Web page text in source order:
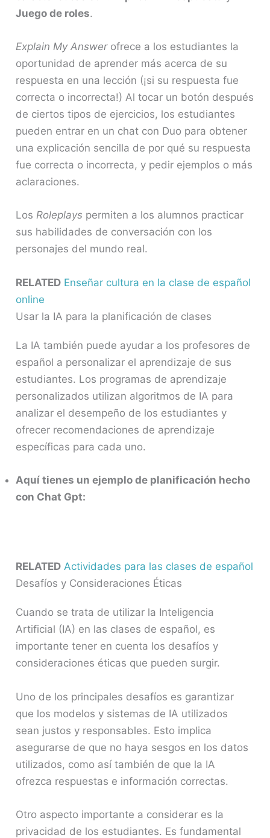
Juego de roles.
Explain My Answerofrece a los estudiantes la
oportunidad de aprender más acerca de su
respuesta en una lección (¡si su respuesta fue
correcta o incorrecta!) Al tocar un botón después
de ciertos tipos de ejercicios, los estudiantes
pueden entrar en un chat con Duo para obtener
una explicación sencilla de por qué su respuesta
fue correcta o incorrecta, y pedir ejemplos o más
aclaraciones.
LosRoleplays permiten a los alumnos practicar
sus habilidades de conversación con los
personajes del mundo real.
RELATED Enseñar cultura en la clase de español
online
Usar la IA para la planificación de clases
La IA también puede ayudar a los profesores de
español a personalizar el aprendizaje de sus
estudiantes. Los programas de aprendizaje
personalizados utilizan algoritmos de IA para
analizar el desempeño de los estudiantes y
ofrecer recomendaciones de aprendizaje
específicas para cada uno.
Aquí tienes un ejemplo de planificación hecho
con Chat Gpt:
RELATED Actividades para las clases de español
Desafíos y Consideraciones Éticas
Cuando se trata de utilizar la Inteligencia
Artificial (IA) en las clases de español, es
importante tener en cuenta los desafíos y
consideraciones éticas que pueden surgir.
Uno de los principales desafíos es garantizar
que los modelos y sistemas de IA utilizados
sean justos y responsables. Esto implica
asegurarse de que no haya sesgos en los datos
utilizados, como así también de que la IA
ofrezca respuestas e información correctas.
Otro aspecto importante a considerar es la
privacidad de los estudiantes. Es fundamental